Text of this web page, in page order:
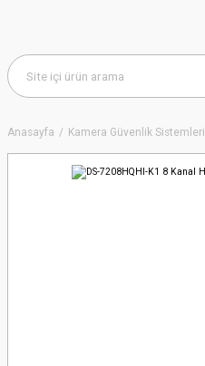
Anasayfa Kamera Güvenlik Sistemleri